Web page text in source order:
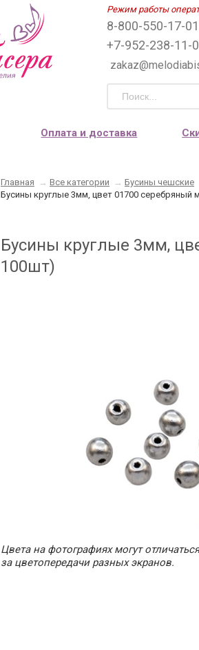
Режим работы
8-800-550-17-
+7-952-238-11-
Оплата и доставка
Главная → Все категории → Бусины чешские
Бусины круглые 3мм, цвет 01700 серебряный
Бусины круглые 3мм,
100шт)
Цвета на фотографиях могут
за цветопередачи разных экранов.